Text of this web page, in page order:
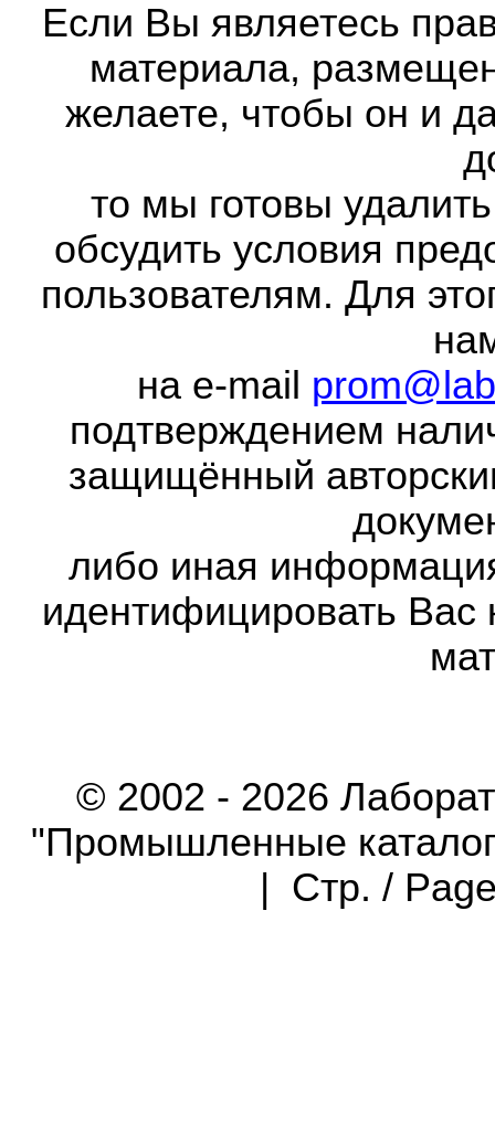
Если Вы являетесь
материала,
желаете, чтобы он и
то мы готовы
обсудить условия
пользователям. Для
на e-mail
подтверждением
защищённый
либо иная
идентифицировать Вас
© 2002 - 2026
"Промышленные
| Стр. /